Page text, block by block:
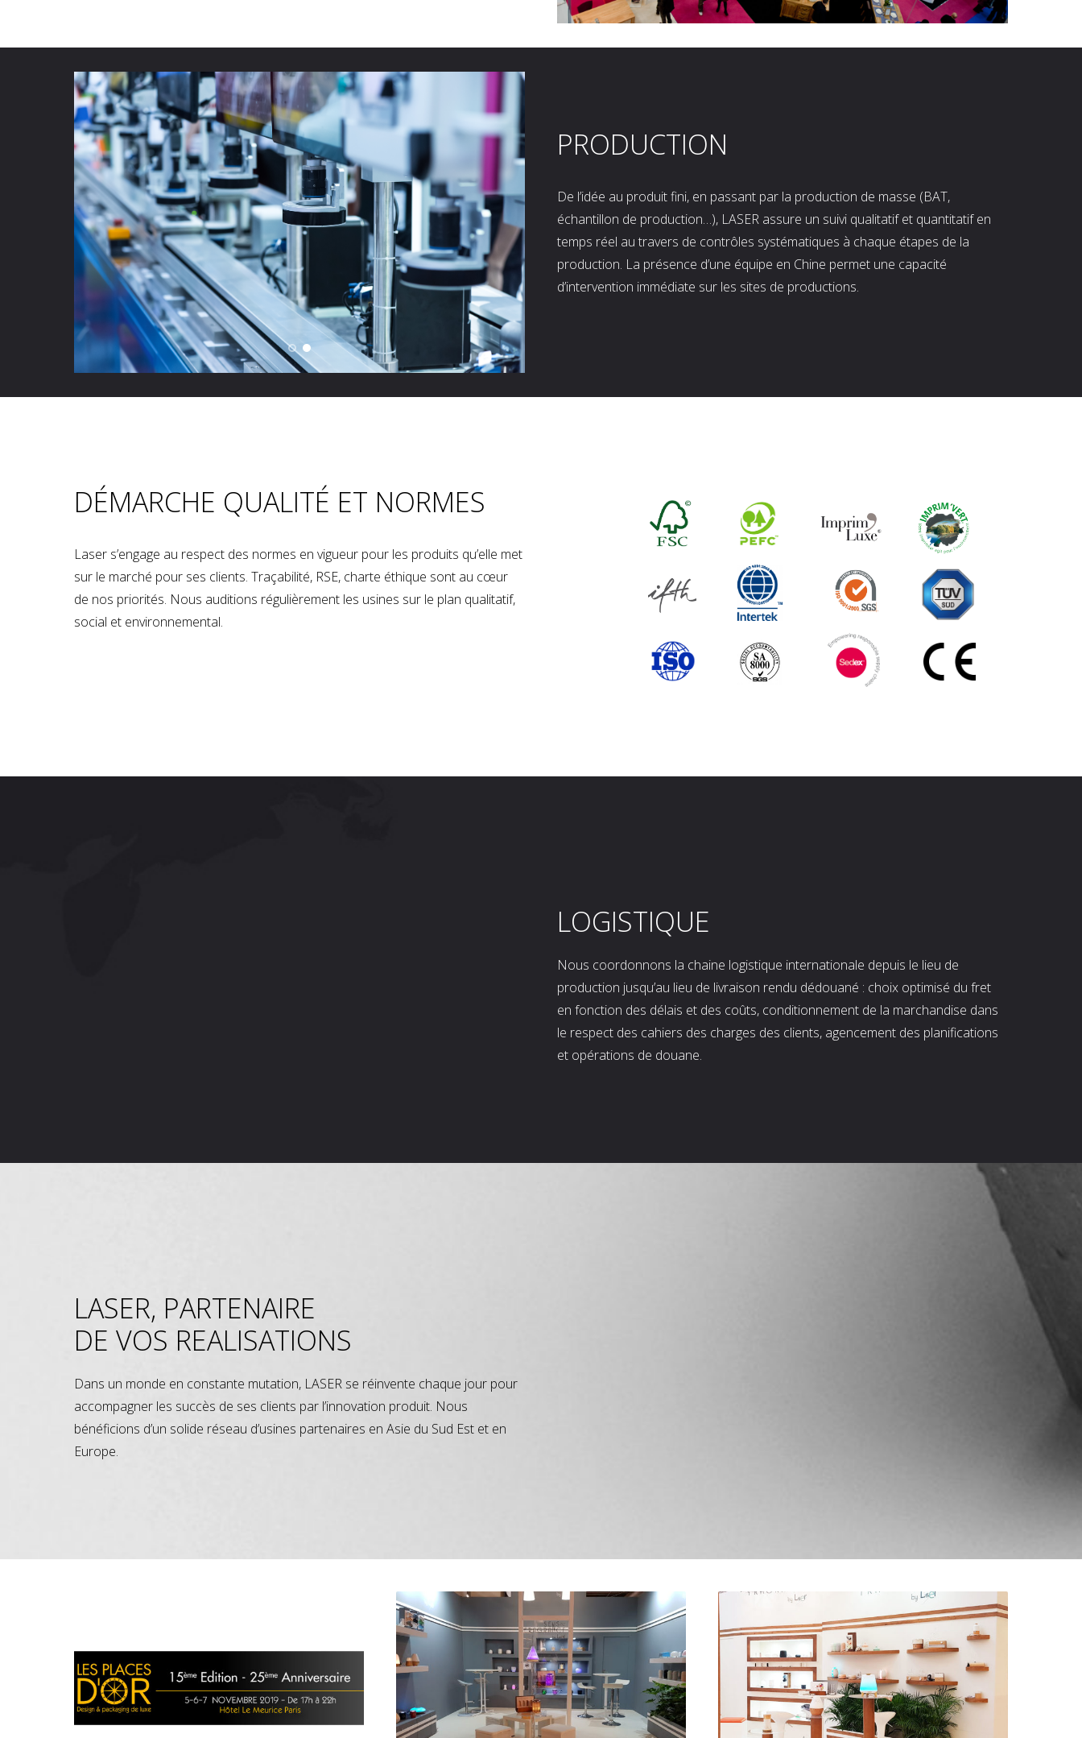
PRODUCTION
De l’idée au produit fini, en passant par la production de masse (BAT,
échantillon de production…), LASER assure un suivi qualitatif et quantitatif en
temps réel au travers de contrôles systématiques à chaque étapes de la
production. La présence d’une équipe en Chine permet une capacité
d’intervention immédiate sur les sites de productions.
DÉMARCHE QUALITÉ ET NORMES
Laser s’engage au respect des normes en vigueur pour les produits qu’elle met
sur le marché pour ses clients. Traçabilité, RSE, charte éthique sont au cœur
de nos priorités. Nous auditions régulièrement les usines sur le plan qualitatif,
social et environnemental.
LOGISTIQUE
Nous coordonnons la chaine logistique internationale depuis le lieu de
production jusqu’au lieu de livraison rendu dédouané : choix optimisé du fret
en fonction des délais et des coûts, conditionnement de la marchandise dans
le respect des cahiers des charges des clients, agencement des planifications
et opérations de douane.
LASER, PARTENAIRE
DE VOS REALISATIONS
Dans un monde en constante mutation, LASER se réinvente chaque jour pour
accompagner les succès de ses clients par l’innovation produit. Nous
bénéficions d’un solide réseau d’usines partenaires en Asie du Sud Est et en
Europe.